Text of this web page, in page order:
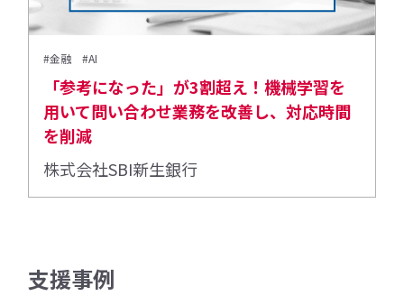
#金融 #AI
「参考になった」が3割超え！機械学習を
用いて問い合わせ業務を改善し、対応時間
を削減
株式会社SBI新生銀行
支援事例